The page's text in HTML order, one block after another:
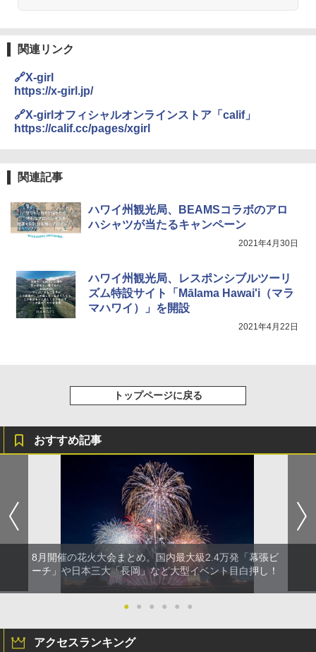
￥5,999
ュ(BC仕様) PATC-150B(EB)
[キャンパーズコレクション 山善] 傘みたいに
広げるだけ パッとサッとテント キューブワ
イド ブラックコーティング フルクローズ メ
ッシュ 4人用 簡単設置 ポップアップテント P
ポインターライト 強力 小型 緑色/赤色/青紫色
熊撃退スプレー 熊よけスプレー 熊スプレー
秒）射程5～10m 安全ロック搭載 携帯収納袋
付き ヒグマ・イノシシ対策 自治体・教育機
関の購入実績 登山・キャンプ・アウトドア・
防災用品 長期保存可能 緊急時用 日本国内発
関連リンク
🔗X-girl
https://x-girl.jp/
🔗X-girlオフィシャルオンラインストア「calif」
https://calif.cc/pages/xgirl
関連記事
ハワイ州観光局、BEAMSコラボのアロ
ハシャツが当たるキャンペーン
2021年4月30日
ハワイ州観光局、レスポンシブルツーリ
ズム特設サイト「Mālama Hawai'i（マラ
マハワイ）」を開設
2021年4月22日
トップページに戻る
おすすめ記事
8月開催の花火大会まとめ。国内最大級2.4万発「幕張ビ
ーチ」や日本三大「長岡」など大型イベント目白押し！
● ● ● ● ● ●
アクセスランキング